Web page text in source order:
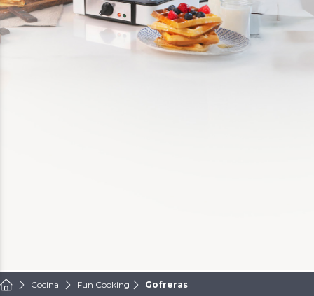
Cocina Fun Cooking Gofreras